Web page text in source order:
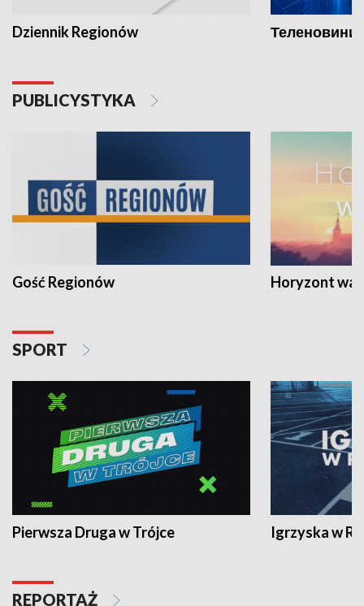
Dziennik Regionów Теленовини
PUBLICYSTYKA
Gość Regionów Horyzont
SPORT
Pierwsza Druga w Trójce Igrzyska w
REPORTAŻ